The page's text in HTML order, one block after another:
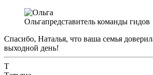
Ольгапредставитель команды гидов
Спасибо, Наталья, что ваша семья
выходной день!
Т